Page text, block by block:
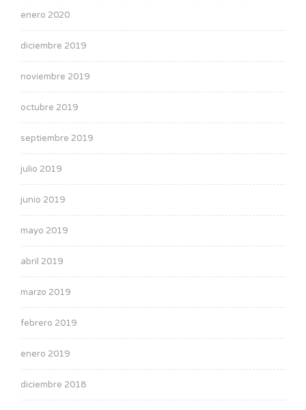
enero 2020
diciembre 2019
noviembre 2019
octubre 2019
septiembre 2019
julio 2019
junio 2019
mayo 2019
abril 2019
marzo 2019
febrero 2019
enero 2019
diciembre 2018